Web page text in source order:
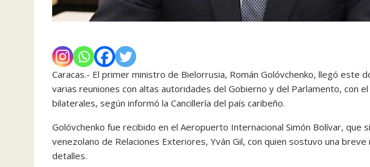
Caracas.- El primer ministro de Bielorrusia, Román Golóvchenko, llegó este
varias reuniones con altas autoridades del Gobierno y del Parlamento, con
bilaterales, según informó la Cancillería del país caribeño.
Golóvchenko fue recibido en el Aeropuerto Internacional Simón Bolívar, que
venezolano de Relaciones Exteriores, Yván Gil, con quien sostuvo una
detalles.